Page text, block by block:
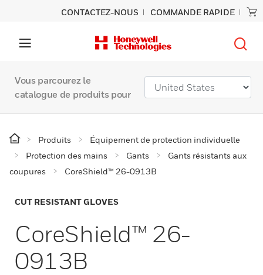
CONTACTEZ-NOUS COMMANDE RAPIDE
Vous parcourez le
catalogue de produits pour
Produits
Équipement de protection individuelle
Protection des mains
Gants
Gants résistants aux
coupures
CoreShield™ 26-0913B
CUT RESISTANT GLOVES
CoreShield™ 26-
0913B